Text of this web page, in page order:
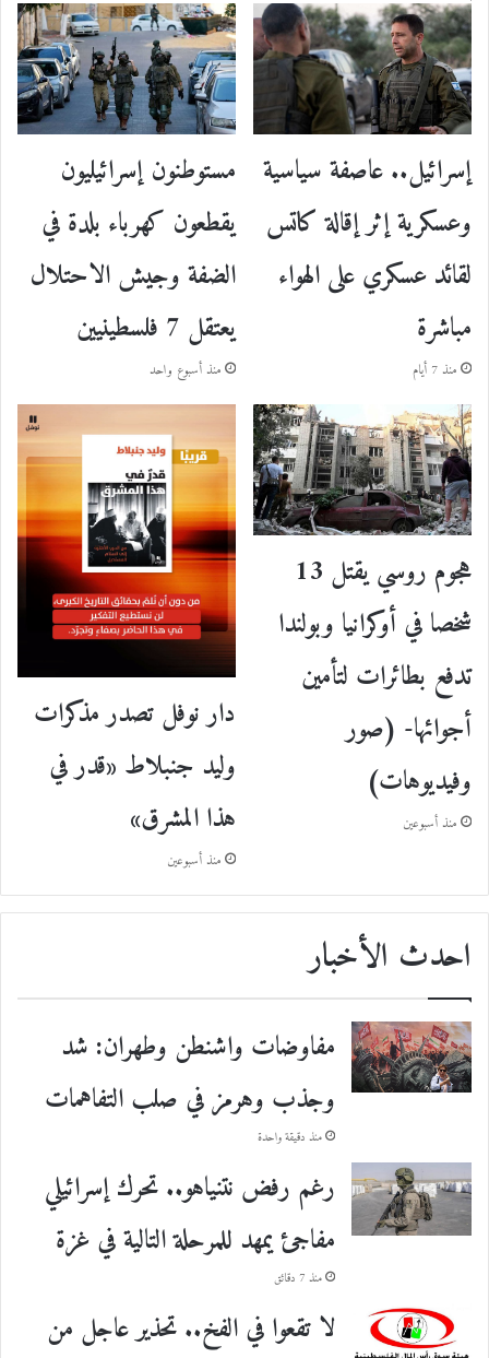
إسرائيل.. عاصفة سياسية
وعسكرية إثر إقالة كاتس
لقائد عسكري على الهواء
مباشرة
منذ 7 أيام
مستوطنون إسرائيليون
يقطعون كهرباء بلدة في
الضفة وجيش الاحتلال
يعتقل 7 فلسطينيين
منذ أسبوع واحد
هجوم روسي يقتل 13
شخصا في أوكرانيا وبولندا
تدفع بطائرات لتأمين
أجوائها- (صور
وفيديوهات)
منذ أسبوعين
دار نوفل تصدر مذكرات
وليد جنبلاط «قدر في
هذا المشرق»
منذ أسبوعين
احدث الأخبار
مفاوضات واشنطن وطهران: شد
وجذب وهرمز في صلب التفاهمات
منذ دقيقة واحدة
رغم رفض نتنياهو.. تحرك إسرائيلي
مفاجئ يمهد للمرحلة التالية في غزة
منذ 7 دقائق
لا تقعوا في الفخ.. تحذير عاجل من